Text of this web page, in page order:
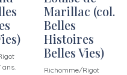
ans.
Marillac (col.
Belles
Histoires
Belles Vies)
Richomme/Rigot